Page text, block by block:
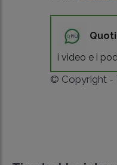
i video e i
© Copyright -